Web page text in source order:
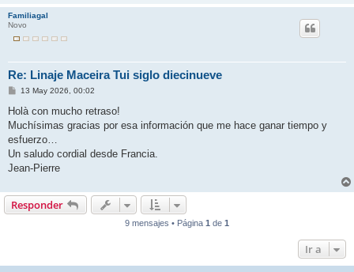
Familiagal
Novo
Re: Linaje Maceira Tui siglo diecinueve
M
n
a
j
13 May 2026, 00:02
Holà con mucho retraso!
Muchísimas gracias por esa información que me hace ganar tiempo y
esfuerzo…
Un saludo cordial desde Francia.
Jean-Pierre
Responder
9 mensajes • Página 1 de 1
Ir a